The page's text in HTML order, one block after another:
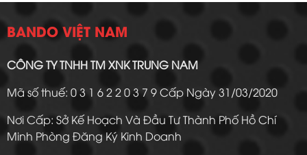
BANDO VIỆT NAM
CÔNG TY TNHH TM XNK TRUNG NAM
Mã số thuế: 0 3 1 6 2 2 0 3 7 9 Cấp Ngày 31/03/2020
Nơi Cấp: Sở Kế Hoạch Và Đầu Tư Thành Phố Hồ Chí
Minh Phòng Đăng Ký Kinh Doanh